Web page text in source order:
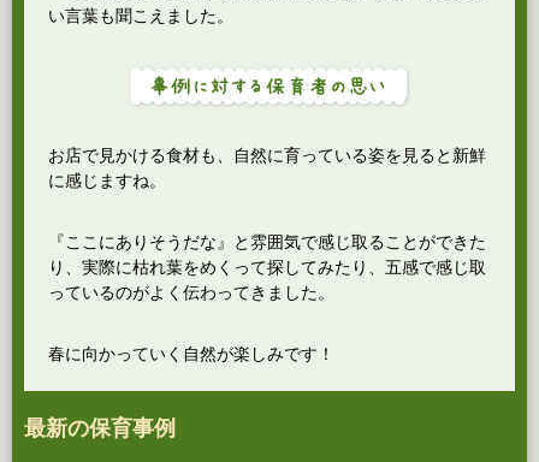
い言葉も聞こえました。
お店で見かける食材も、自然に育っている姿を見ると新鮮
に感じますね。
『ここにありそうだな』と雰囲気で感じ取ることができた
り、実際に枯れ葉をめくって探してみたり、五感で感じ取
っているのがよく伝わってきました。
春に向かっていく自然が楽しみです！
最新の保育事例